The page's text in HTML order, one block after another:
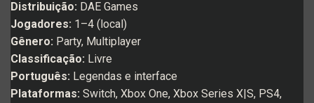
Distribuição: DAE Games
Jogadores: 1–4 (local)
Gênero: Party, Multiplayer
Classificação: Livre
Português: Legendas e interface
Plataformas: Switch, Xbox One, Xbox Series X|S, PS4,